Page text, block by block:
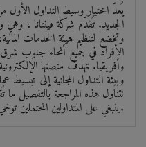
يُعدّ اختيار وسيط التداول الأول
الجديد. تُقدّم شركة فينتانا ،
وتخضع لتنظيم هيئة الخدمات
الأفراد في جميع أنحاء جنوب شرق
وأفريقيا. تهدف منصتها
وبيئة التداول المجانية إلى
تتناول هذه المراجعة بالتفصيل ما
ينبغي على المتداولين المحتملين توخي الحذر فيها قبل استثمار رؤوس أموالهم.